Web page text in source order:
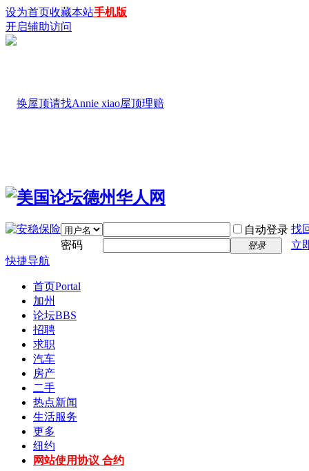
设为首页收藏本站手机版
开启辅助访问
自动登录 找
密码
登录
立
快捷导航
首页Portal
加州
论坛BBS
招聘
求职
汽车
房产
二手
热点新闻
生活服务
更多
纽约
网站使用协议 合约